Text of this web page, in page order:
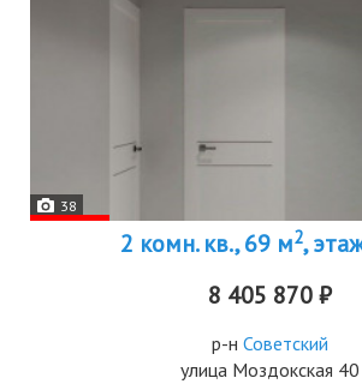
38
2 комн. кв., 69 м2,
8 405 870 ₽
р-н Советский
улица Моздокская 40